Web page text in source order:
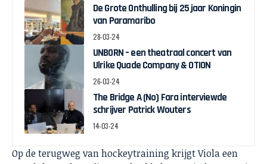
De Grote Onthulling bij 25 jaar Koningin
van Paramaribo
28-03-24
UNBORN – een theatraal concert van
Ulrike Quade Company & OTION
26-03-24
The Bridge A (No) Fara interviewde
schrijver Patrick Wouters
14-03-24
Op de terugweg van hockeytraining krijgt Viola een